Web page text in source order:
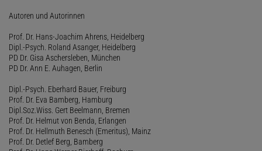
Autoren und Autorinnen
Prof. Dr. Hans-Joachim Ahrens, Heidelberg
Dipl.-Psych. Roland Asanger, Heidelberg
PD Dr. Gisa Aschersleben, München
PD Dr. Ann E. Auhagen, Berlin
Dipl.-Psych. Eberhard Bauer, Freiburg
Prof. Dr. Eva Bamberg, Hamburg
Dipl.Soz.Wiss. Gert Beelmann, Bremen
Prof. Dr. Helmut von Benda, Erlangen
Prof. Dr. Hellmuth Benesch (Emeritus), Mainz
Prof. Dr. Detlef Berg, Bamberg